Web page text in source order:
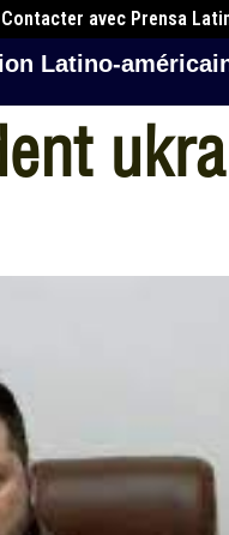
avec Prensa
Latino-